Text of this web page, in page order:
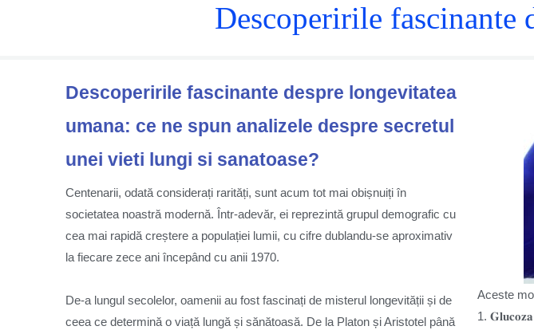
Descoperirile fascinante
Descoperirile fascinante despre longevitatea
umana: ce ne spun analizele despre secretul
unei vieti lungi si sanatoase?
Centenarii, odată considerați rarități, sunt acum tot mai obișnuiți în
societatea noastră modernă. Într-adevăr, ei reprezintă grupul demografic cu
cea mai rapidă creștere a populației lumii, cu cifre dublandu-se aproximativ
la fiecare zece ani începând cu anii 1970.
De-a lungul secolelor, oamenii au fost fascinați de misterul longevității și de
ceea ce determină o viață lungă și sănătoasă. De la Platon și Aristotel până
Aceste
1.